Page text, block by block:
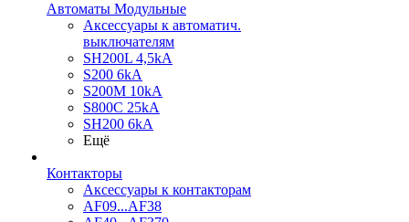
Автоматы Модульные
Аксессуары к автоматич.
выключателям
SH200L 4,5kA
S200 6kA
S200M 10kA
S800C 25kA
SH200 6kA
Ещё
Контакторы
Аксессуары к контакторам
AF09...AF38